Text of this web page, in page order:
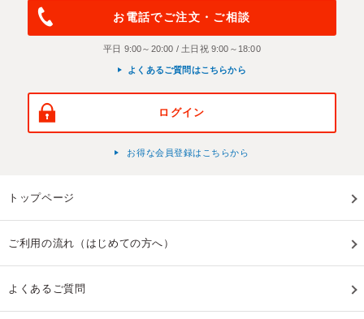
お電話でご注文・ご相談
平日 9:00～20:00 / 土日祝 9:00～18:00
よくあるご質問はこちらから
ログイン
お得な会員登録はこちらから
トップページ
ご利用の流れ（はじめての方へ）
よくあるご質問